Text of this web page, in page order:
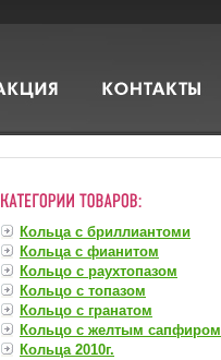
Кольца с бриллиантоми
Кольца с фианитом
Кольцо с раухтопазом
Кольцо с топазом
Кольцо с гранатом
Кольцо с желтым сапфиром
Кольца 2010г.